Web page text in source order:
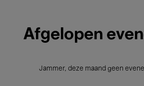
Afgelopen
Jammer, deze maand geen